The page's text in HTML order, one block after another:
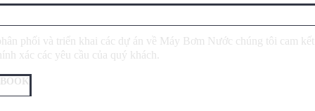
phối và triển khai các dự án về Máy Bơm Nước chúng tôi cam
xác các yêu cầu của quý khách.